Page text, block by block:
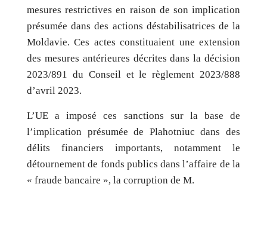
mesures restrictives en raison de son implication
présumée dans des actions déstabilisatrices de la
Moldavie. Ces actes constituaient une extension
des mesures antérieures décrites dans la décision
2023/891 du Conseil et le règlement 2023/888
d’avril 2023.
L’UE a imposé ces sanctions sur la base de
l’implication présumée de Plahotniuc dans des
délits financiers importants, notamment le
détournement de fonds publics dans l’affaire de la
« fraude bancaire », la corruption de M.